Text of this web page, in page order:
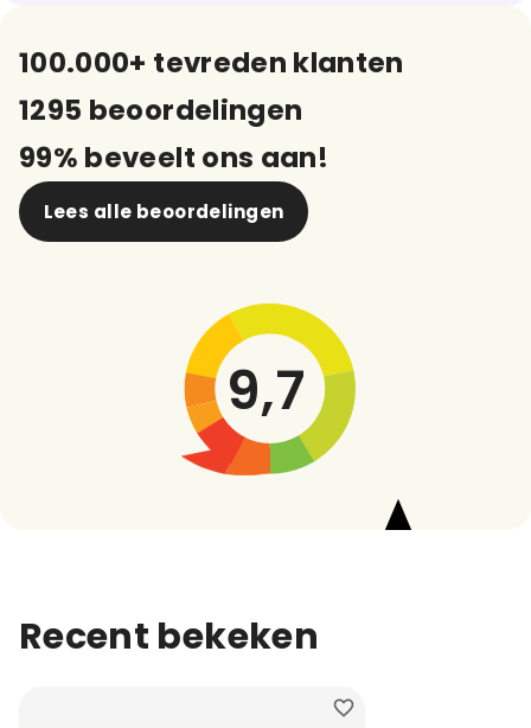
100.000+ tevreden klanten
1295 beoordelingen
99% beveelt ons aan!
Lees alle beoordelingen
9,7
Recent bekeken